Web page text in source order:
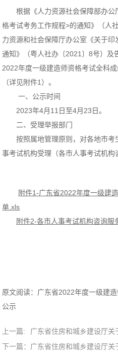
根据《人力资源社会保障部办
格考试考务工作规程>的通知》（人
力资源和社会保障厅办公室《关于
通知》（粤人社办〔2021〕8号）及
2022年度一级建造师资格考试全科
（详见附件1）。
一、公示时间
2023年4月11日至4月23日。
二、受理举报部门
按照属地管理原则，对各地市
事考试机构受理（各市人事考试机构
附件1-广东省2022年度一级建
单.xls
附件2-各市人事考试机构咨询服
原文阅读： 广东省2022年度一级建
公示
上一篇:
广东省住房和城乡建设厅关
下一篇： 广东省住房和城乡建设厅关